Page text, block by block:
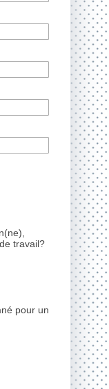
travail?
pour un